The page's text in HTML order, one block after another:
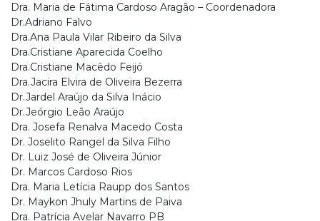
Dra. Maria de Fátima Cardoso Aragão – Coordenadora
Dr.Adriano Falvo
Dra.Ana Paula Vilar Ribeiro da Silva
Dra.Cristiane Aparecida Coelho
Dra.Cristiane Macêdo Feijó
Dra.Jacira Elvira de Oliveira Bezerra
Dr.Jardel Araújo da Silva Inácio
Dr.Jeórgio Leão Araújo
Dra. Josefa Renalva Macedo Costa
Dr. Joselito Rangel da Silva Filho
Dr. Luiz José de Oliveira Júnior
Dr. Marcos Cardoso Rios
Dra. Maria Letícia Raupp dos Santos
Dr. Maykon Jhuly Martins de Paiva
Dra. Patrícia Avelar Navarro PB